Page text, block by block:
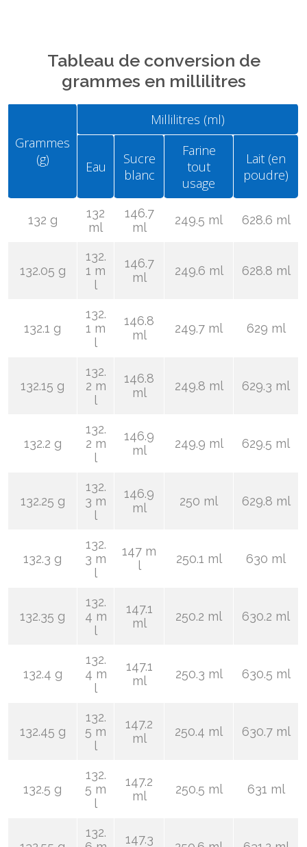
Tableau de conversion de
grammes en millilitres
Grammes
(g)
Millilitres (ml)
Eau
Sucre
blanc
Farine
tout
usage
Lait (en
poudre)
132 g
132
ml
146.7
ml
249.5 ml 628.6 ml
132.05 g
132.
1 m
l
146.7
ml
249.6 ml 628.8 ml
132.1 g
132.
1 m
l
146.8
ml
249.7 ml 629 ml
132.15 g
132.
2 m
l
146.8
ml
249.8 ml 629.3 ml
132.2 g
132.
2 m
l
146.9
ml
249.9 ml 629.5 ml
132.25 g
132.
3 m
l
146.9
ml
250 ml 629.8 ml
132.3 g
132.
3 m
l
147 m
l
250.1 ml 630 ml
132.35 g
132.
4 m
l
147.1
ml
250.2 ml 630.2 ml
132.4 g
132.
4 m
l
147.1
ml
250.3 ml 630.5 ml
132.45 g
132.
5 m
l
147.2
ml
250.4 ml 630.7 ml
132.5 g
132.
5 m
l
147.2
ml
250.5 ml 631 ml
132.
147.3